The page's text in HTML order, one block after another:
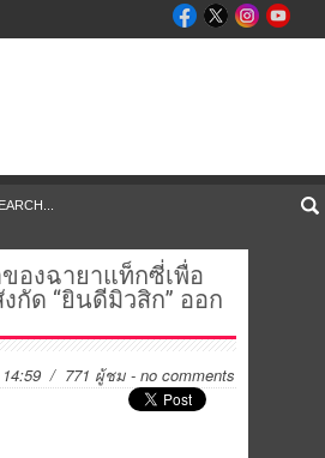
ของฉายาแท็กซี่เพื่อ
กัด “ยินดีมิวสิก” ออก
/ 771 ผู้ชม - no comments